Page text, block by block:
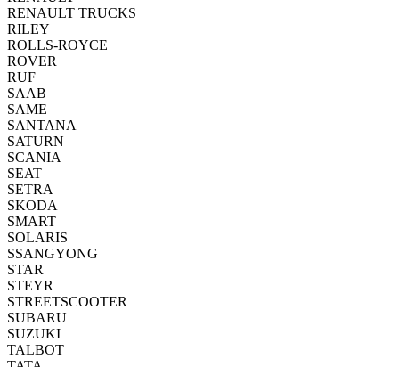
RENAULT TRUCKS
RILEY
ROLLS-ROYCE
ROVER
RUF
SAAB
SAME
SANTANA
SATURN
SCANIA
SEAT
SETRA
SKODA
SMART
SOLARIS
SSANGYONG
STAR
STEYR
STREETSCOOTER
SUBARU
SUZUKI
TALBOT